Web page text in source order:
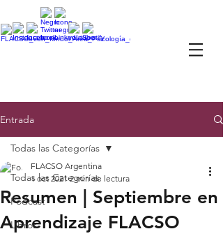
Entrada
Todas las Categorías
Podcast
Libros
Todas las Categorías
Resumen | Septiembre en
Aprendizaje FLACSO
FLACSO Argentina
1 oct 2021 2 min de lectura